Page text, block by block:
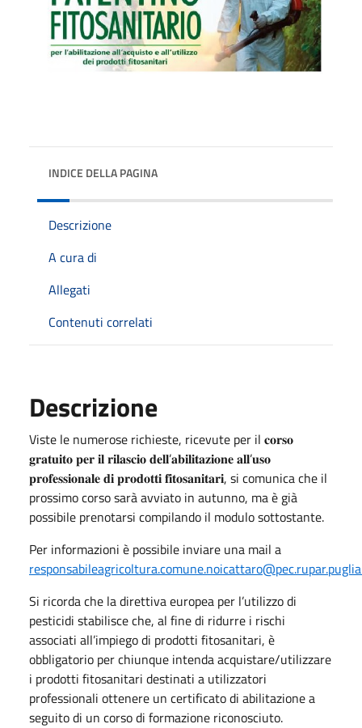
INDICE DELLA PAGINA
Descrizione
A cura di
Allegati
Contenuti correlati
Descrizione
Viste le numerose richieste, ricevute per il 𝐜𝐨𝐫𝐬𝐨
𝐠𝐫𝐚𝐭𝐮𝐢𝐭𝐨 𝐩𝐞𝐫 𝐢𝐥 𝐫𝐢𝐥𝐚𝐬𝐜𝐢𝐨 𝐝𝐞𝐥𝐥’𝐚𝐛𝐢𝐥𝐢𝐭𝐚𝐳𝐢𝐨𝐧𝐞 𝐚𝐥𝐥’𝐮𝐬𝐨
𝐩𝐫𝐨𝐟𝐞𝐬𝐬𝐢𝐨𝐧𝐚𝐥𝐞 𝐝𝐢 𝐩𝐫𝐨𝐝𝐨𝐭𝐭𝐢 𝐟𝐢𝐭𝐨𝐬𝐚𝐧𝐢𝐭𝐚𝐫𝐢, si comunica che il
prossimo corso sarà avviato in autunno, ma è già
possibile prenotarsi compilando il modulo sottostante.
Per informazioni è possibile inviare una mail a
Si ricorda che la direttiva europea per l’utilizzo di
pesticidi stabilisce che, al fine di ridurre i rischi
associati all’impiego di prodotti fitosanitari, è
obbligatorio per chiunque intenda acquistare/utilizzare
i prodotti fitosanitari destinati a utilizzatori
professionali ottenere un certificato di abilitazione a
seguito di un corso di formazione riconosciuto.